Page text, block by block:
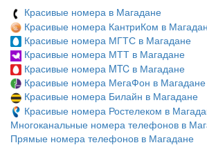
Красивые номера в Магадане
Красивые номера КантриКом в
Красивые номера МГТС в Магадане
Красивые номера МТТ в Магадане
Красивые номера MTC в Магадане
Красивые номера МегаФон в Магадане
Красивые номера Билайн в Магадане
Красивые номера Ростелеком в
Многоканальные номера телефонов в
Прямые номера телефонов в Магадане